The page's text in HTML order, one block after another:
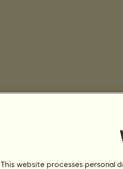
This website processes personal